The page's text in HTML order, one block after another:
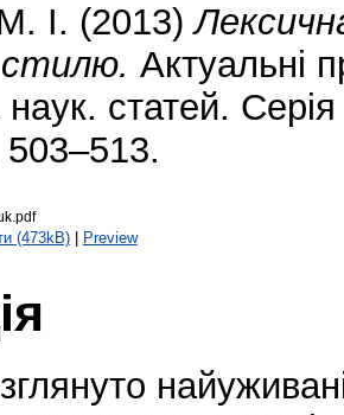
І. (2013)
стилю. Актуальні
статей. Серія
(473kB)| Preview